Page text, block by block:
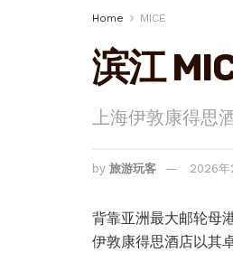
Home MICE
滨江
上海伊敦康得思
by 旅游玩客 2026年
背靠亚洲最大邮轮母
伊敦康得思酒店以其